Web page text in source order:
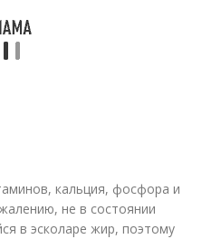
кальция, фосфора и
не в состоянии
в эсколаре жир, поэтому